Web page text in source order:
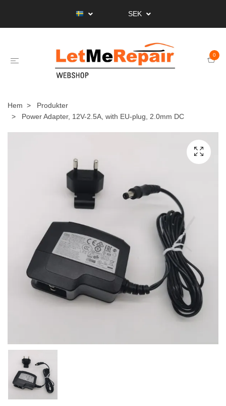
SEK
0
Hem
Produkter
Power Adapter, 12V-2.5A, with EU-plug, 2.0mm DC